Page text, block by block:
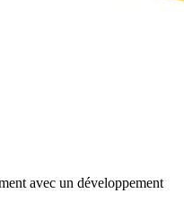
avec un développement